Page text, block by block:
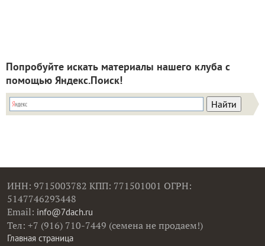
Попробуйте искать материалы нашего клуба с
помощью Яндекс.Поиск!
ИНН: 9715003782 КПП: 771501001 ОГРН:
5147746293448
Email: info@7dach.ru
Тел: +7 (916) 710-7449 (семена не продаем!)
Главная страница